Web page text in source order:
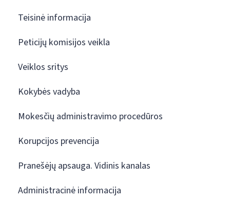
Teisinė informacija
Peticijų komisijos veikla
Veiklos sritys
Kokybės vadyba
Mokesčių administravimo procedūros
Korupcijos prevencija
Pranešėjų apsauga. Vidinis kanalas
Administracinė informacija